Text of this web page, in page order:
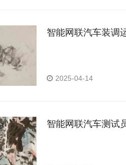
智能网联汽车装调
2025-04-14
智能网联汽车测试